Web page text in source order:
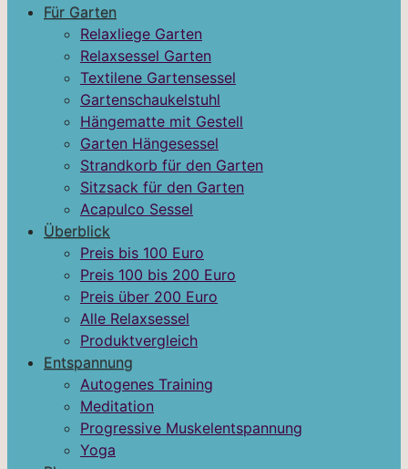
Für Garten
Relaxliege Garten
Relaxsessel Garten
Textilene Gartensessel
Gartenschaukelstuhl
Hängematte mit Gestell
Garten Hängesessel
Strandkorb für den Garten
Sitzsack für den Garten
Acapulco Sessel
Überblick
Preis bis 100 Euro
Preis 100 bis 200 Euro
Preis über 200 Euro
Alle Relaxsessel
Produktvergleich
Entspannung
Autogenes Training
Meditation
Progressive Muskelentspannung
Yoga